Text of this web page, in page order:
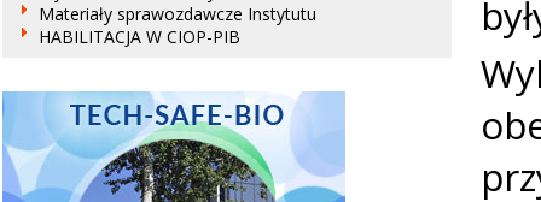
Materiały sprawozdawcze Instytutu
HABILITACJA W CIOP-PIB